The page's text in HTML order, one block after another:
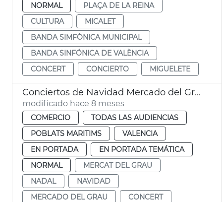
NORMAL
PLAÇA DE LA REINA
CULTURA
MICALET
BANDA SIMFÒNICA MUNICIPAL
BANDA SINFÓNICA DE VALÈNCIA
CONCERT
CONCIERTO MIGUELETE
Conciertos de Navidad Mercado del Grau
modificado hace 8 meses
COMERCIO
TODAS LAS AUDIENCIAS
POBLATS MARITIMS
VALENCIA
EN PORTADA
EN PORTADA TEMÁTICA
NORMAL
MERCAT DEL GRAU
NADAL
NAVIDAD
MERCADO DEL GRAU
CONCERT